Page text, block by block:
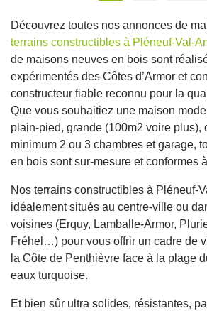
Découvrez toutes nos annonces de
terrains constructibles à Pléneuf-Val-
de maisons neuves en bois sont
expérimentés des Côtes d’Armor et
constructeur fiable reconnu pour la
Que vous souhaitiez une maison
plain-pied, grande (100m2 voire plus),
minimum 2 ou 3 chambres et garage,
en bois sont sur-mesure et conformes
Nos terrains constructibles à Pléneuf-
idéalement situés au centre-ville ou
voisines (Erquy, Lamballe-Armor,
Fréhel…) pour vous offrir un cadre de
la Côte de Penthièvre face à la plage
eaux turquoise.
Et bien sûr ultra solides, résistantes,